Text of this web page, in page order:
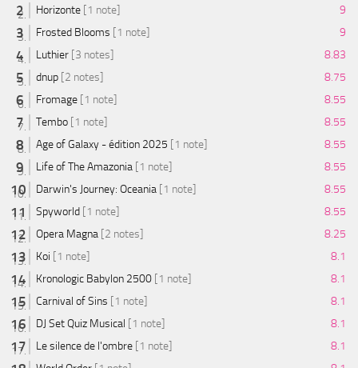
Horizonte [1 note]
9
Frosted Blooms [1 note]
9
Luthier [3 notes]
8.83
dnup [2 notes]
8.75
Fromage [1 note]
8.55
Tembo [1 note]
8.55
Age of Galaxy - édition 2025 [1 note]
8.55
Life of The Amazonia [1 note]
8.55
Darwin's Journey: Oceania [1 note]
8.55
Spyworld [1 note]
8.55
Opera Magna [2 notes]
8.25
Koi [1 note]
8.1
Kronologic Babylon 2500 [1 note]
8.1
Carnival of Sins [1 note]
8.1
DJ Set Quiz Musical [1 note]
8.1
Le silence de l'ombre [1 note]
8.1